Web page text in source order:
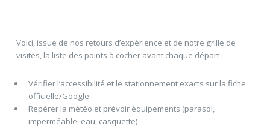
Voici, issue de nos retours d’expérience et de notre grille de
visites, la liste des points à cocher avant chaque départ :
Vérifier l’accessibilité et le stationnement exacts sur la fiche
officielle/Google
Repérer la météo et prévoir équipements (parasol,
imperméable, eau, casquette)